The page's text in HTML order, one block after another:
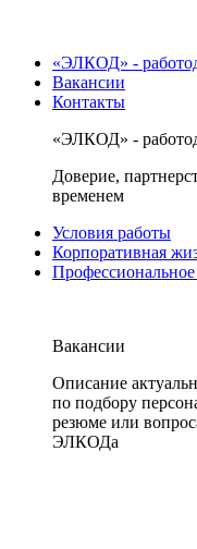
«ЭЛКОД» -
Вакансии
Контакты
«ЭЛКОД» -
Доверие,
временем
Условия работы
Корпоративная
Профессиональное
Вакансии
Описание
по подбору
резюме или
ЭЛКОДа